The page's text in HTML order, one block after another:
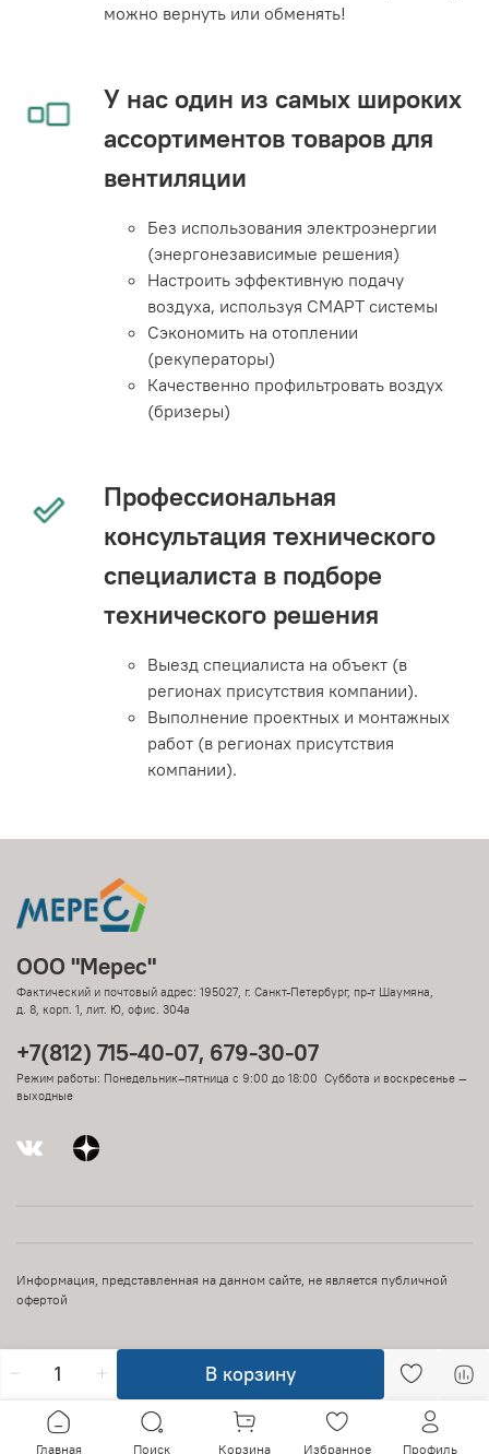
В корзину
можно вернуть или обменять!
У нас один из самых широких
ассортиментов товаров для
вентиляции
Без использования электроэнергии
(энергонезависимые решения)
Настроить эффективную подачу
воздуха, используя СМАРТ системы
Сэкономить на отоплении
(рекуператоры)
Качественно профильтровать воздух
(бризеры)
Профессиональная
консультация технического
специалиста в подборе
технического решения
Выезд специалиста на объект (в
регионах присутствия компании).
Выполнение проектных и монтажных
работ (в регионах присутствия
компании).
ООО "Мерес"
Фактический и почтовый адрес: 195027, г. Санкт-Петербург, пр-т Шаумяна,
д. 8, корп. 1, лит. Ю, офис. 304а
+7(812) 715-40-07, 679-30-07
Режим работы: Понедельник–пятница с 9:00 до 18:00 Суббота и воскресенье —
выходные
Информация, представленная на данном сайте, не является публичной
офертой
Главная Поиск Корзина Избранное Профиль